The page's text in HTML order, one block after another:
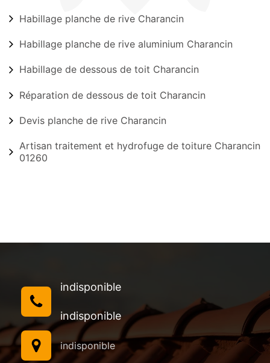
Habillage planche de rive Charancin
Habillage planche de rive aluminium Charancin
Habillage de dessous de toit Charancin
Réparation de dessous de toit Charancin
Devis planche de rive Charancin
Artisan traitement et hydrofuge de toiture Charancin
01260
indisponible
indisponible
indisponible